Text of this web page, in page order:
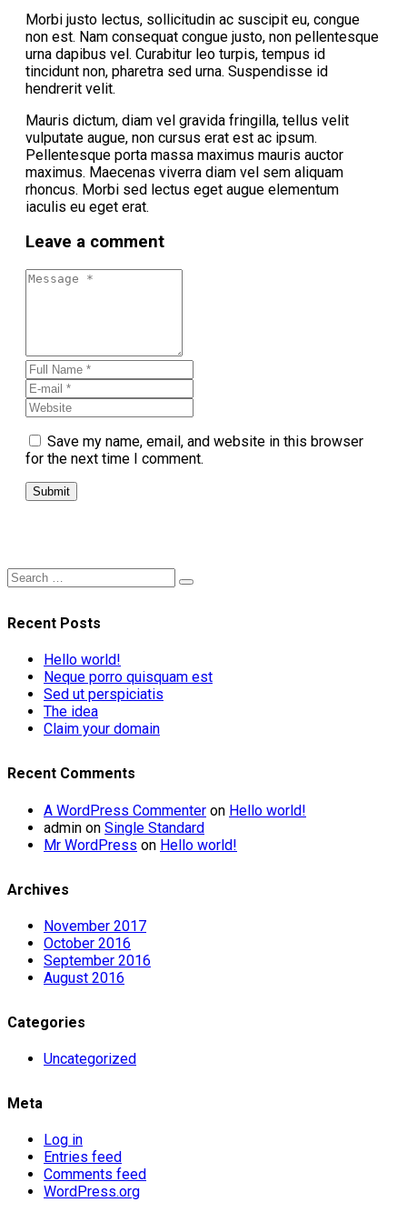
Morbi justo lectus, sollicitudin ac suscipit eu, congue
non est. Nam consequat congue justo, non pellentesque
urna dapibus vel. Curabitur leo turpis, tempus id
tincidunt non, pharetra sed urna. Suspendisse id
hendrerit velit.
Mauris dictum, diam vel gravida fringilla, tellus velit
vulputate augue, non cursus erat est ac ipsum.
Pellentesque porta massa maximus mauris auctor
maximus. Maecenas viverra diam vel sem aliquam
rhoncus. Morbi sed lectus eget augue elementum
iaculis eu eget erat.
Leave a comment
Save my name, email, and website in this browser
for the next time I comment.
Submit
Recent Posts
Hello world!
Neque porro quisquam est
Sed ut perspiciatis
The idea
Claim your domain
Recent Comments
A WordPress Commenter on Hello world!
admin on Single Standard
Mr WordPress on Hello world!
Archives
November 2017
October 2016
September 2016
August 2016
Categories
Uncategorized
Meta
Log in
Entries feed
Comments feed
WordPress.org